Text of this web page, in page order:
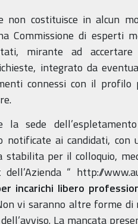
non costituisce in alcun
Commissione di esperti
mirante ad
integrato da
connessi con il profilo
sede
notificate ai candidati,
per il colloquio,
“ http://
incarichi libero
vi saranno altre forme
La mancata